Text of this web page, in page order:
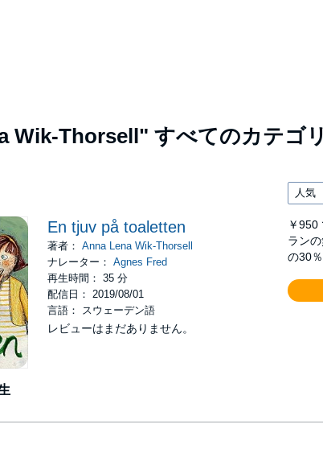
Wik-Thorsell" すべてのカテゴ
En tjuv på toaletten
著者：Anna Lena Wik-Thorsell
ナレーター：Agnes Fred
再生時間： 35 分
配信日： 2019/08/01
言語： スウェーデン語
レビューはまだありません。
￥950
ラン
の30